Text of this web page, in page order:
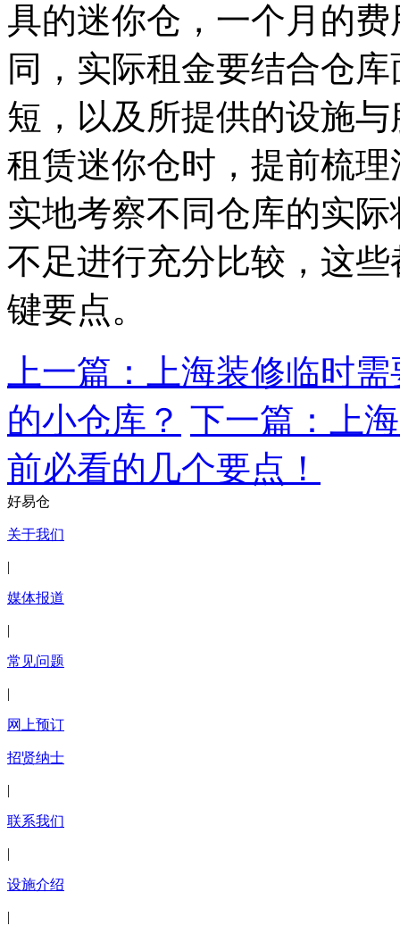
具的迷你仓，一个月的
同，实际租金要结合仓
短，以及所提供的设施
租赁迷你仓时，提前梳
实地考察不同仓库的实
不足进行充分比较，这
键要点。
上一篇：上海装修临时
的小仓库？ 下一篇：上
前必看的几个要点！
好易仓
关于我们
|
媒体报道
|
常见问题
|
网上预订
招贤纳士
|
联系我们
|
设施介绍
|